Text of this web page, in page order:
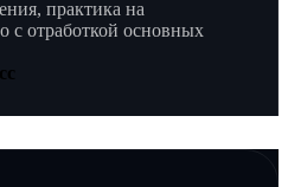
практика на
с отработкой основных